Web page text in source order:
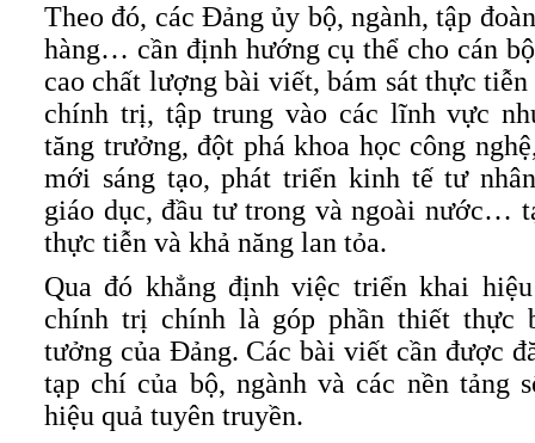
Theo đó, các Đảng ủy bộ, ngành, tập
hàng… cần định hướng cụ thể cho cán
cao chất lượng bài viết, bám sát thực
chính trị, tập trung vào các lĩnh vực
tăng trưởng, đột phá khoa học công
mới sáng tạo, phát triển kinh tế tư
giáo dục, đầu tư trong và ngoài nước…
thực tiễn và khả năng lan tỏa.
Qua đó khẳng định việc triển khai
chính trị chính là góp phần thiết thực
tưởng của Đảng. Các bài viết cần được
tạp chí của bộ, ngành và các nền tảng
hiệu quả tuyên truyền.